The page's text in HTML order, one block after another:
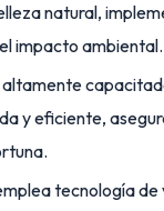
natural,
impacto ambiental.
altamente
y eficiente,
tecnología